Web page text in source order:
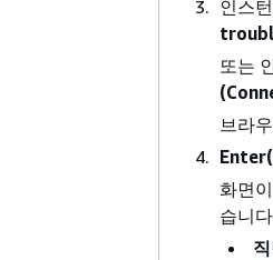
인스
또는
브라
화면
습니